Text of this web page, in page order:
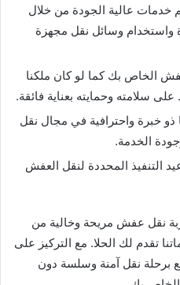
خدمات عالية الجودة من خلال
واستخدام وسائل نقل مجهزة
الخاص بك كما لو كان ملكنا
سلامته وحمايته بعناية فائقة.
ذو خبرة واحترافية في مجال نقل
الخدمة.
التنفيذ المحددة لنقل العفش
نقل عفش مريحة وخالية من
تقدم لك الحلا. مع التركيز على
برحلة نقل آمنة وسلسة دون